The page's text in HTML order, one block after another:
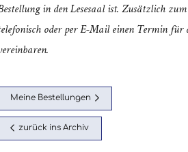
in den Lesesaal ist. Zusätzlich
oder per E-Mail einen Termin
Meine Bestellungen
zurück ins Archiv